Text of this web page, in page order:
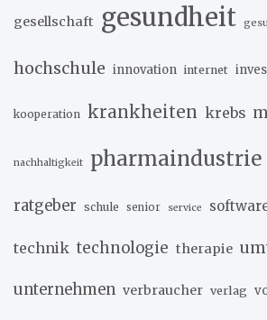
gesellschaft gesundheit
hochschule innovation internet
kooperation krankheiten krebs
nachhaltigkeit pharmaindustrie
ratgeber schule senior service
technik technologie therapie
unternehmen verbraucher verlag